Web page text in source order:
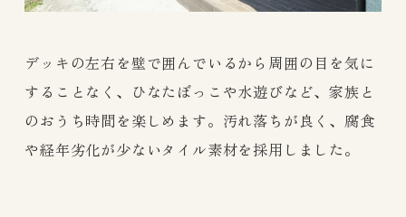
デッキの左右を壁で囲んでいるから周囲の目を気に
することなく、ひなたぼっこや水遊びなど、家族と
のおうち時間を楽しめます。汚れ落ちが良く、腐食
や経年劣化が少ないタイル素材を採用しました。